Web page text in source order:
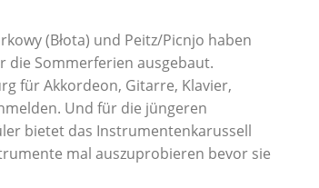
(Błota) und Peitz/Picnjo haben
die Sommerferien ausgebaut.
für Akkordeon, Gitarre, Klavier,
Und für die jüngeren
bietet das Instrumentenkarussell
mal auszuprobieren bevor sie